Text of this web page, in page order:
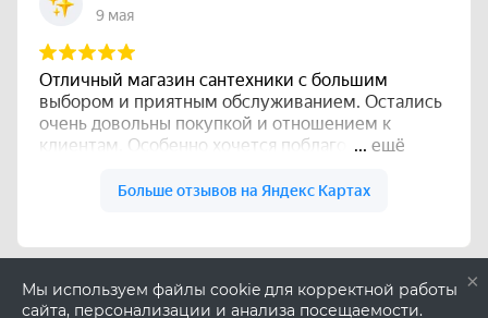
×
Мы используем файлы cookie для корректной работы
сайта, персонализации и анализа посещаемости.